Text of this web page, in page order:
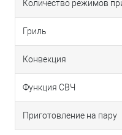
Гриль
Конвекция
Функция СВЧ
Приготовление на пару